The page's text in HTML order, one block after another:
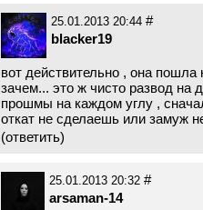
25.01.2013 20:44 #
blacker19
вот действительно , она
зачем... это ж чисто развод на
прошмы на каждом углу ,
откат не сделаешь или замуж
(ответить)
25.01.2013 20:32 #
arsaman-14